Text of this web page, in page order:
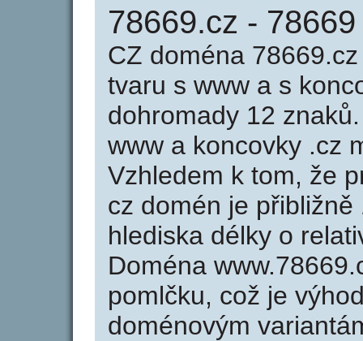
78669.cz - 78669
CZ doména
tvaru s www a s
dohromady 12
www a koncovky .cz
Vzhledem k tom, že
cz domén je
hlediska délky o
Doména
pomlčku, což je
doménovým